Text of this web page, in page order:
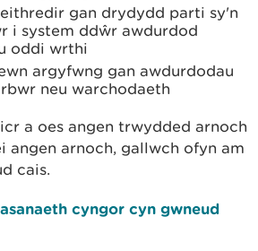
gan drydydd parti sy'n
i system ddŵr awdurdod
oddi wrthi
argyfwng gan awdurdodau
neu warchodaeth
a oes angen trwydded arnoch
angen arnoch, gallwch ofyn am
cais.
cyngor cyn gwneud